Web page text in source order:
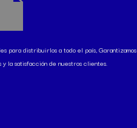
para distribuirlos a todo el país, Garantizamos
la satisfacción de nuestros clientes.